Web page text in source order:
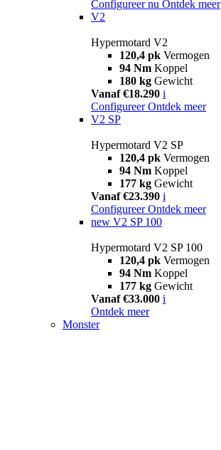
Configureer nu Ontdek meer
V2
Hypermotard V2
120,4 pk Vermogen
94 Nm Koppel
180 kg Gewicht
Vanaf €18.290 i
Configureer Ontdek meer
V2 SP
Hypermotard V2 SP
120,4 pk Vermogen
94 Nm Koppel
177 kg Gewicht
Vanaf €23.390 i
Configureer Ontdek meer
new V2 SP 100
Hypermotard V2 SP 100
120,4 pk Vermogen
94 Nm Koppel
177 kg Gewicht
Vanaf €33.000 i
Ontdek meer
Monster